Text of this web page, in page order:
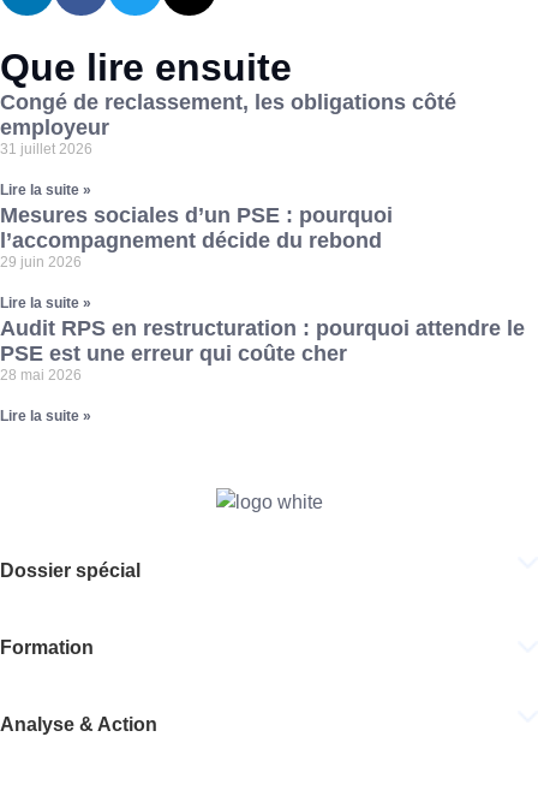
Que lire ensuite
Congé de reclassement, les obligations côté
employeur
31 juillet 2026
Lire la suite »
Mesures sociales d’un PSE : pourquoi
l’accompagnement décide du rebond
29 juin 2026
Lire la suite »
Audit RPS en restructuration : pourquoi attendre le
PSE est une erreur qui coûte cher
28 mai 2026
Lire la suite »
Dossier spécial
Formation
Analyse & Action